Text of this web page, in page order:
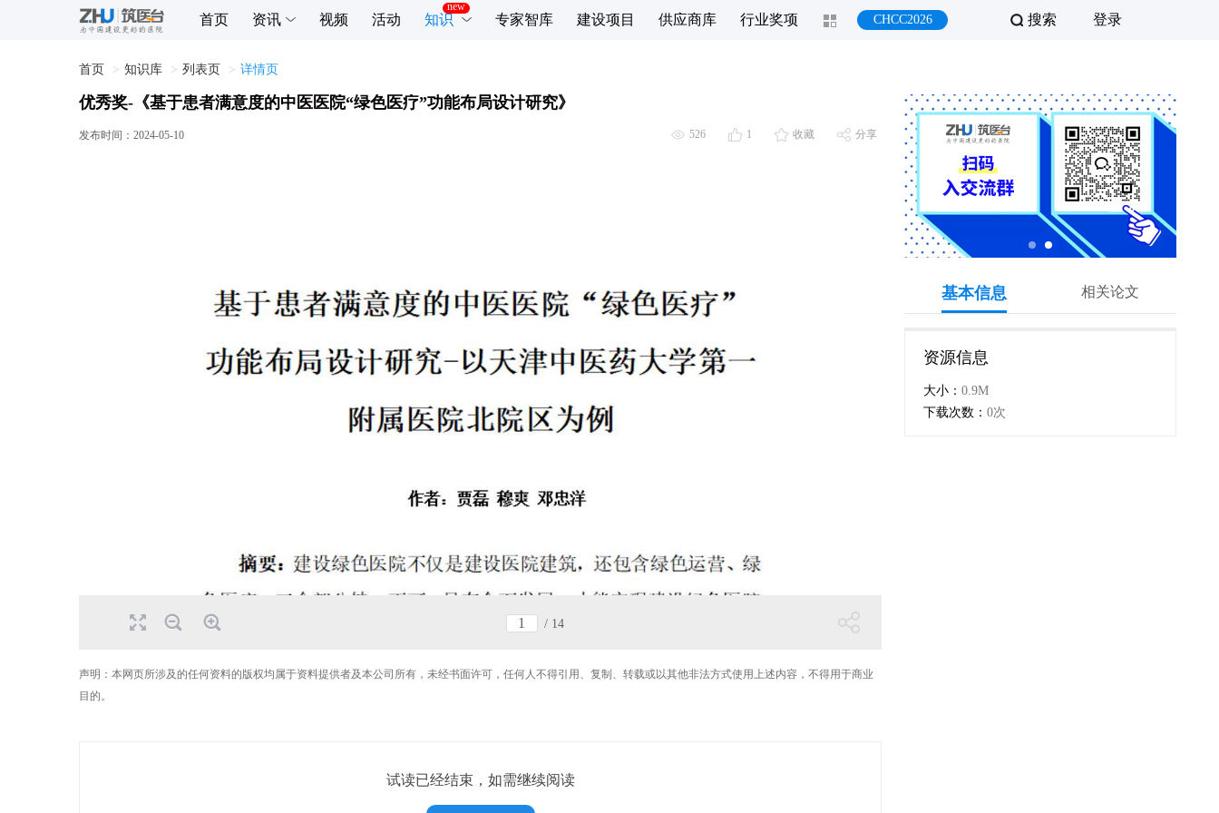
登录
搜索
首页 资讯 视频 活动 知识 专家智库 建设项目 供应商库 行业奖项 CHCC2026
首页 知识库 列表页 详情页
优秀奖-《基于患者满意度的中医医院“绿色医疗”功能布局设计研究》
发布时间： 2024-05-10 526 1 收藏 分享
/ 14
声明：本网页所涉及的任何资料的版权均属于资料提供者及本公司所有，未经书面许可，任何人不得引用、复制、转载或以其他非法方式使用上述内容，不得用于商业
目的。
试读已经结束，如需继续阅读
基本信息 相关论文
资源信息
大小： 0.9M
下载次数： 0次